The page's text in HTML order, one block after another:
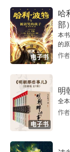
电子书
哈
部）
本
的
品的完整剧本
作
电子书
明
全
作